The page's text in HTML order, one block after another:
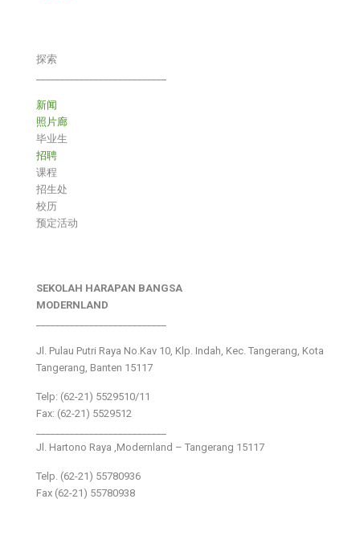
探索
新闻
照片廊
毕业生
招聘
课程
招生处
校历
预定活动
SEKOLAH HARAPAN BANGSA
MODERNLAND
Jl. Pulau Putri Raya No.Kav 10, Klp. Indah, Kec. Tangerang, Kota
Tangerang, Banten 15117
Telp: (62-21) 5529510/11
Fax: (62-21) 5529512
Jl. Hartono Raya ,Modernland – Tangerang 15117
Telp. (62-21) 55780936
Fax (62-21) 55780938